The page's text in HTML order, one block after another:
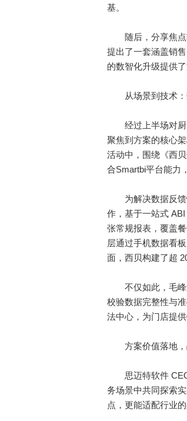
基。
随后，分享焦点转
提出了一套涵盖销
的数智化升级提供了
从场景到技术：
经过上半场对厨
聚焦到方案的核心
活动中，围绕《西
合Smartbi平台能力
为解决数据反馈
作，基于一站式
张常规报表，覆盖
层通过手机数据看
面，西贝构建了超
不仅如此，毛峰
校验数据完整性与
法中心，为门店提供
方案价值落地，
思迈特软件 CEO
务场景中共同探索
点，更能适配行业